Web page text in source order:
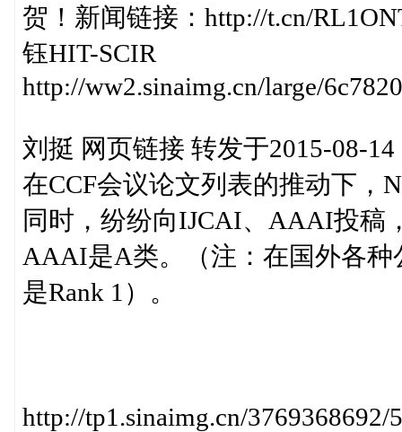
贺！新闻链接：http://t.cn/
钰HIT-SCIR
http://ww2.sinaimg.cn/large/
刘挺 网页链接 转发于2015-08-14
在CCF会议论文列表的推动下，
同时，纷纷向IJCAI、AAAI投稿
AAAI是A类。（注：在国外各
是Rank 1）。
http://tp1.sinaimg.cn/